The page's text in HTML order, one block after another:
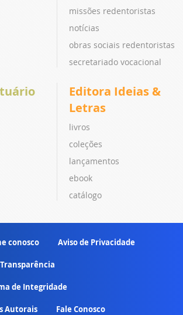
missões redentoristas
notícias
obras sociais redentoristas
secretariado vocacional
Editora Ideias &
Letras
livros
coleções
lançamentos
ebook
catálogo
conosco Aviso de Privacidade
de Integridade
Autorais Fale Conosco